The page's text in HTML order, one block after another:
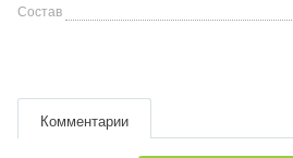
Состав
Комментарии